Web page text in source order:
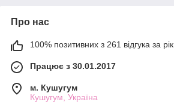
Про нас
100% позитивних з 261 відгука за рік
Працює з 30.01.2017
м. Кушугум
Кушугум, Україна